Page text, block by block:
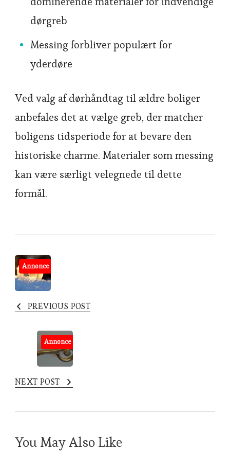
dørgreb
Messing forbliver populært for
yderdøre
Ved valg af dørhåndtag til ældre boliger
anbefales det at vælge greb, der matcher
boligens tidsperiode for at bevare den
historiske charme. Materialer som messing
kan være særligt velegnede til dette
formål.
Post
Navigation
Annonce
PREVIOUS POST
Annonce
NEXT POST
You May Also Like